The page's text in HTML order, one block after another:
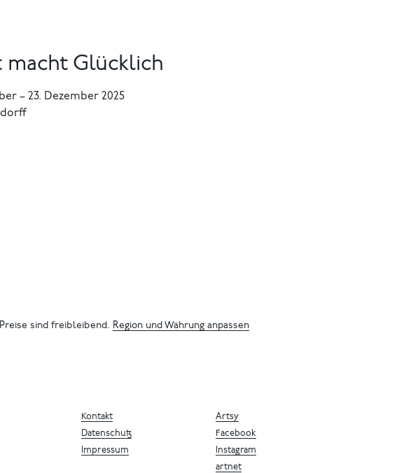
macht Glücklich
– 23. Dezember 2025
sind freibleibend. Region und Währung anpassen
Artsy
Facebook
Instagram
artnet
Kontakt
Datenschutz
Impressum